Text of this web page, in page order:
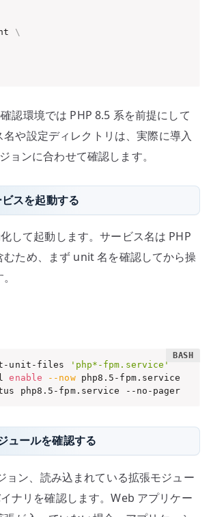
\
認環境では PHP 8.5 系を前提にして
や設定ディレクトリは、実際に導入
ョンに合わせて確認します。
スを起動する
して起動します。サービス名は PHP
むため、まず unit 名を確認してから操
unit-files
'php*-fpm.service'
enable --now php8.5-fpm.service
php8.5-fpm.service --no-pager
ュールを確認する
ョン、読み込まれている拡張モジュー
ナリを確認します。Web アプリケー